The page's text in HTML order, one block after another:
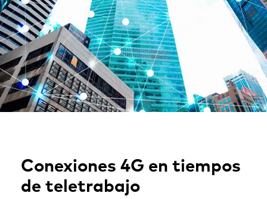
Conexiones 4G en tiempos
de teletrabajo